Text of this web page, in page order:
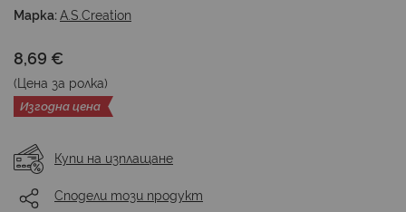
галерия
снимки
Марка:A.S.Creation
8,69 €
(Цена за ролка)
Изгодна цена
Купи на изплащане
Сподели този продукт